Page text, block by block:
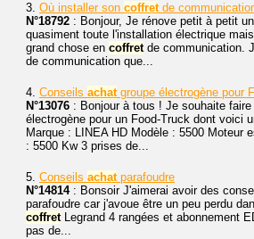
3. Où installer son coffretde
N°18792 : Bonjour, Je rénove petit à petit
quasiment toute l'installation électrique
grand chose en coffretde communication.
de communication que...
4. Conseils achatgroupe électrogène pour
N°13076 : Bonjour à tous ! Je souhaite
électrogène pour un Food-Truck dont voici
Marque : LINEA HD Modèle : 5500 Moteur
: 5500 Kw 3 prises de...
5. Conseils achatparafoudre
N°14814: Bonsoir J'aimerai avoir des
parafoudre car j'avoue être un peu perdu
coffretLegrand 4 rangées et abonnement
pas de...